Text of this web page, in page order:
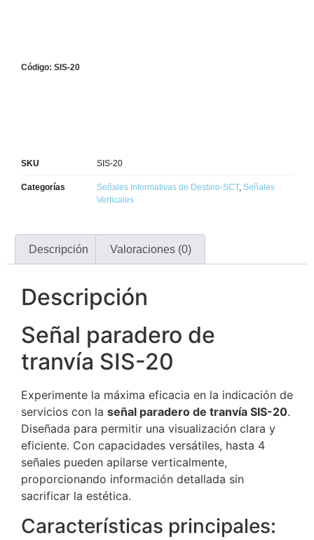
Código: SIS-20
SKU SIS-20
Categorías Señales Informativas de Destino-SCT, Señales
Verticales
Descripción Valoraciones (0)
Descripción
Señal paradero de
tranvía SIS-20
Experimente la máxima eficacia en la indicación de
servicios con la señal paradero de tranvía SIS-20.
Diseñada para permitir una visualización clara y
eficiente. Con capacidades versátiles, hasta 4
señales pueden apilarse verticalmente,
proporcionando información detallada sin
sacrificar la estética.
Características principales: